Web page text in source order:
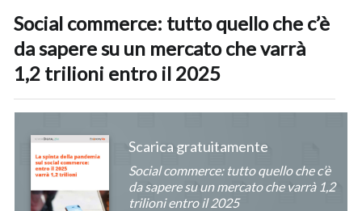
Social commerce: tutto quello che c’è
da sapere su un mercato che varrà
1,2 trilioni entro il 2025
Scarica gratuitamente
Social commerce: tutto quello che c’è
da sapere su un mercato che varrà 1,2
trilioni entro il 2025